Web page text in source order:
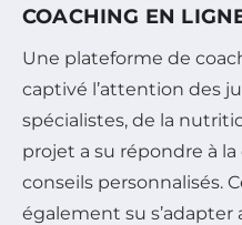
COACHING EN
Une plateforme de
captivé l’attention des
spécialistes, de la
projet a su répondre à
conseils personnalisés.
également su